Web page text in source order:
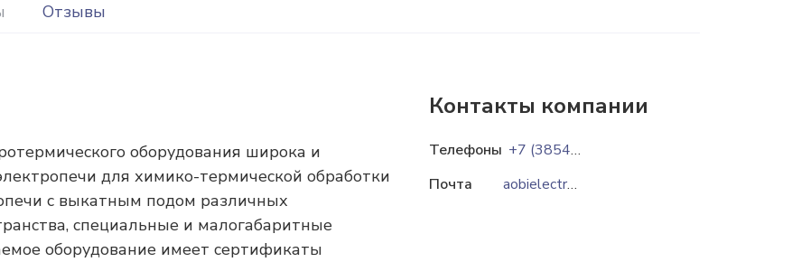
Отзывы
оборудования широка и
для химико-термической обработки
с выкатным подом различных
специальные и малогабаритные
оборудование имеет сертификаты
Контакты компании
Телефоны
+7 (3854) 33-57-62
Почта
aobielectr@gmail.com